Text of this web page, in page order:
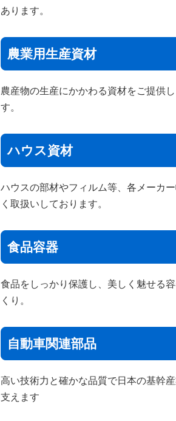
あります。
農業用生産資材
農産物の生産にかかわる資材をご提供し
す。
ハウス資材
ハウスの部材やフィルム等、各メーカ
く取扱いしております。
食品容器
食品をしっかり保護し、美しく魅せる
くり。
自動車関連部品
高い技術力と確かな品質で日本の基幹
支えます